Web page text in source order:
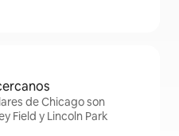
de Chicago son
Field y Lincoln Park